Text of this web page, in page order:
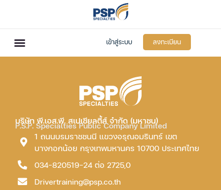
เข้าสู่ระบบ ลงทะเบียน
บริษัท พี.เอส.พี. สเปเชียลตี้ส์ จำกัด (มหาชน)
P.S.P. Specialties Public Company Limited
1 ถนนบรมราชชนนี แขวงอรุณอมรินทร์ เขต
บางกอกน้อย กรุงเทพมหานคร 10700 ประเทศไทย
034-820519-24 ต่อ 2725,0
Drivertraining@psp.co.th